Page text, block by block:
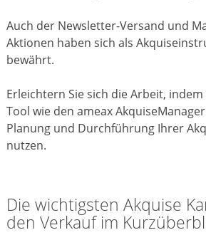
Auch der Newsletter-Versand und
Aktionen haben sich als
bewährt.
Erleichtern Sie sich die Arbeit, indem
Tool wie den ameax
Planung und Durchführung Ihrer
nutzen.
Die wichtigsten Akquise
den Verkauf im